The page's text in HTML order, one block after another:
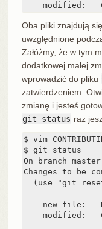
modified:
Oba pliki znajdują
uwzględnione
Załóżmy, że w tym
dodatkowej małej
wprowadzić do pliku
zatwierdzeniem.
zmianę i jesteś
git status raz
$ vim
$ git status
On branch master
Changes to be
(use "git
new file:
modified: